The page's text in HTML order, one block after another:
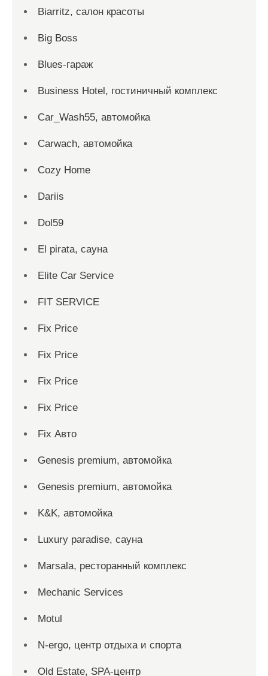
Biarritz, салон красоты
Big Boss
Blues-гараж
Business Hotel, гостиничный комплекс
Car_Wash55, автомойка
Carwach, автомойка
Cozy Home
Dariis
Dol59
El pirata, сауна
Elite Car Service
FIT SERVICE
Fix Price
Fix Price
Fix Price
Fix Price
Fix Авто
Genesis premium, автомойка
Genesis premium, автомойка
K&K, автомойка
Luxury paradise, сауна
Marsala, ресторанный комплекс
Mechanic Services
Motul
N-ergo, центр отдыха и спорта
Old Estate, SPA-центр